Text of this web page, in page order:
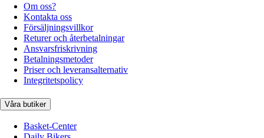
Om oss?
Kontakta oss
Försäljningsvillkor
Returer och återbetalningar
Ansvarsfriskrivning
Betalningsmetoder
Priser och leveransalternativ
Integritetspolicy
Våra butiker
Basket-Center